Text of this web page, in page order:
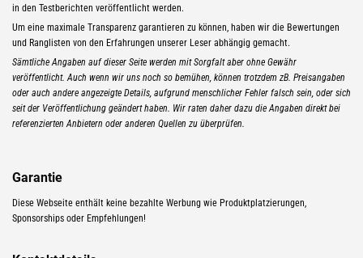
in den Testberichten veröffentlicht werden.
Um eine maximale Transparenz garantieren zu können, haben wir die Bewertungen
und Ranglisten von den Erfahrungen unserer Leser abhängig gemacht.
Sämtliche Angaben auf dieser Seite werden mit Sorgfalt aber ohne Gewähr
veröffentlicht. Auch wenn wir uns noch so bemühen, können trotzdem zB. Preisangaben
oder auch andere angezeigte Details, aufgrund menschlicher Fehler falsch sein, oder sich
seit der Veröffentlichung geändert haben. Wir raten daher dazu die Angaben direkt bei
referenzierten Anbietern oder anderen Quellen zu überprüfen.
Garantie
Diese Webseite enthält keine bezahlte Werbung wie Produktplatzierungen,
Sponsorships oder Empfehlungen!